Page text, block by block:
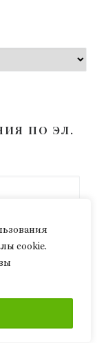
cookie.
ПО ЭЛ.